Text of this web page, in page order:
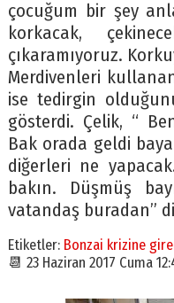
çocuğum bir şey
korkacak,
çıkaramıyoruz.
Merdivenleri
ise tedirgin
gösterdi. Çelik, “
Bak orada geldi
diğerleri ne
bakın. Düşmüş
vatandaş buradan”
Etiketler: Bonzai krizine
📆 23 Haziran 2017 Cuma